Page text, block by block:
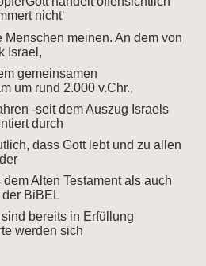
nicht‘
meinen. An dem von
Israel,
gemeinsamen
um rund 2.000 v.Chr.,
-seit dem Auszug Israels
durch
dass Gott lebt und zu allen
Alten Testament als auch
BiBEL
bereits in Erfüllung
werden sich